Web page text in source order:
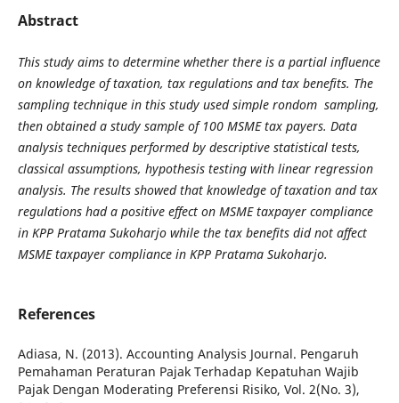
Abstract
This study aims to determine whether there is a partial influence
on knowledge of taxation, tax regulations and tax benefits. The
sampling technique in this study used simple rondom sampling,
then obtained a study sample of 100 MSME tax payers. Data
analysis techniques performed by descriptive statistical tests,
classical assumptions, hypothesis testing with linear regression
analysis. The results showed that knowledge of taxation and tax
regulations had a positive effect on MSME taxpayer compliance
in KPP Pratama Sukoharjo while the tax benefits did not affect
MSME taxpayer compliance in KPP Pratama Sukoharjo.
References
Adiasa, N. (2013). Accounting Analysis Journal. Pengaruh
Pemahaman Peraturan Pajak Terhadap Kepatuhan Wajib
Pajak Dengan Moderating Preferensi Risiko, Vol. 2(No. 3),